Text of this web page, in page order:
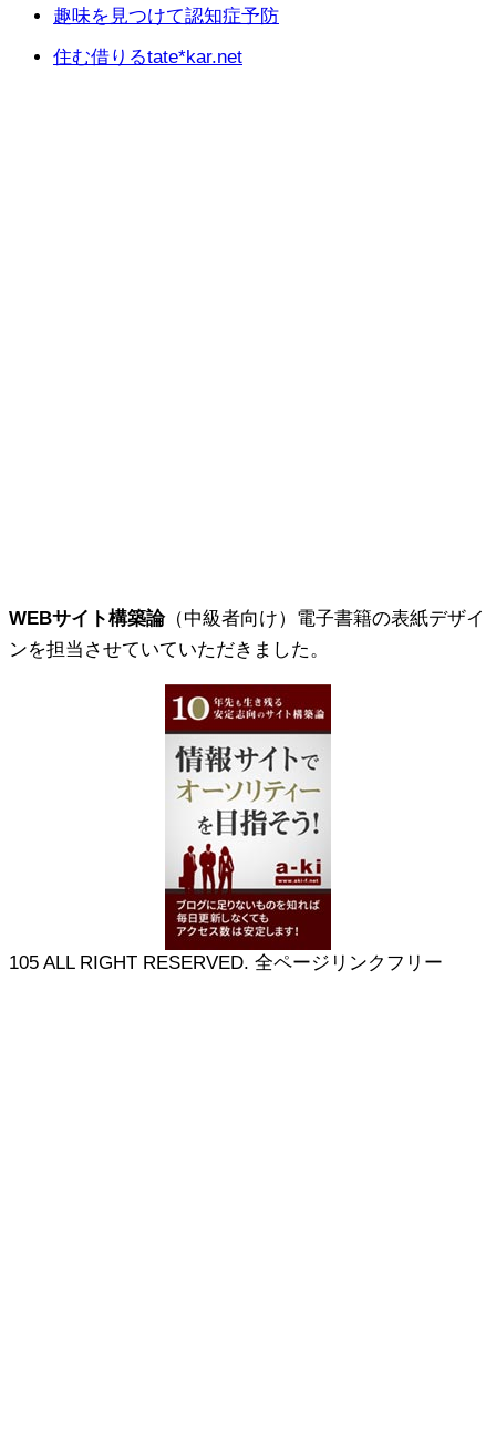
趣味を見つけて認知症予防
住む借りるtate*kar.net
WEBサイト構築論（中級者向け）電子書籍の表紙デザイ
ンを担当させていていただきました。
105 ALL RIGHT RESERVED. 全ページリンクフリー